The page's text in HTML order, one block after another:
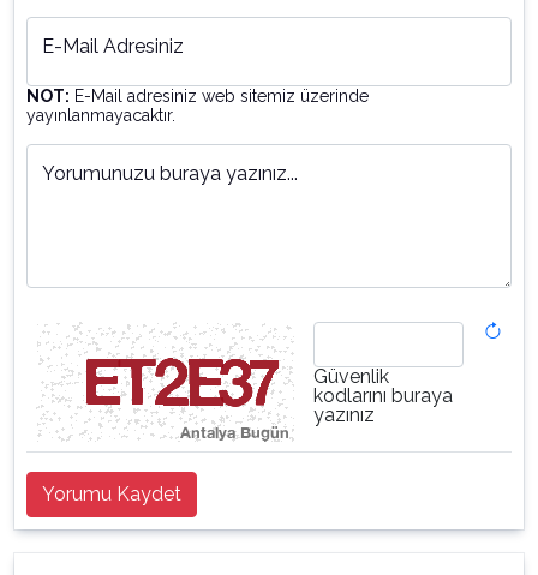
E-Mail Adresiniz
NOT: E-Mail adresiniz web sitemiz üzerinde
yayınlanmayacaktır.
Yorumunuzu buraya yazınız...
Güvenlik
kodlarını buraya
yazınız
Yorumu Kaydet